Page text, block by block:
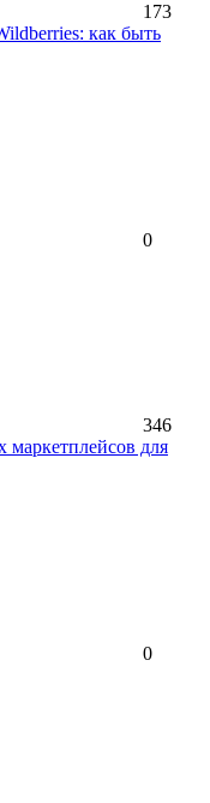
173
как быть
0
346
маркетплейсов для
0